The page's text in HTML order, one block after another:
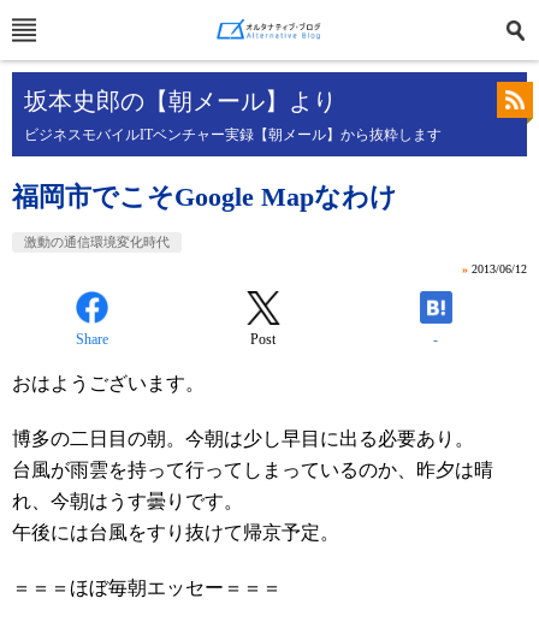
坂本史郎の【朝メール】より
ビジネスモバイルITベンチャー実録【朝メール】から抜粋します
福岡市でこそGoogle Mapなわけ
激動の通信環境変化時代
» 2013/06/12
Share Post -
おはようございます。
博多の二日目の朝。今朝は少し早目に出る必要あり。
台風が雨雲を持って行ってしまっているのか、昨夕は晴
れ、今朝はうす曇りです。
午後には台風をすり抜けて帰京予定。
＝＝＝ほぼ毎朝エッセー＝＝＝